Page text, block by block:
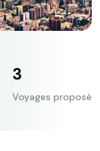
3
Voyages proposé